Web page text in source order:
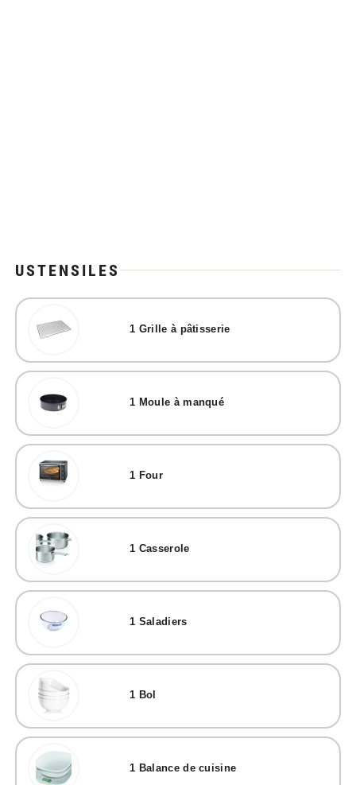
USTENSILES
1 Grille à pâtisserie
1 Moule à manqué
1 Four
1 Casserole
1 Saladiers
1 Bol
1 Balance de cuisine